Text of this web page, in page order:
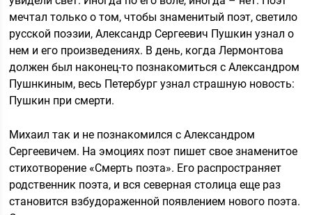
мечтал только о том, чтобы знаменитый поэт, светило
русской поэзии, Александр Сергеевич Пушкин узнал о
нем и его произведениях. В день, когда Лермонтова
должен был наконец-то познакомиться с Александром
Пушнкиным, весь Петербург узнал страшную новость:
Пушкин при смерти.
Михаил так и не познакомился с Александром
Сергеевичем. На эмоциях поэт пишет свое знаменитое
стихотворение «Смерть поэта». Его распространяет
родственник поэта, и вся северная столица еще раз
становится взбудораженной появлением нового поэта.